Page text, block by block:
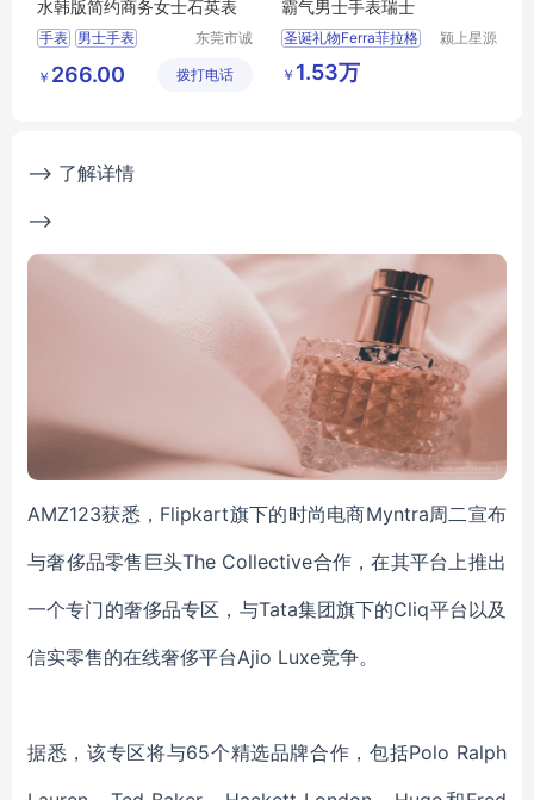
水韩版简约商务女士石英表
手表 男士手表
电子表
东莞市诚
表有限公
￥ 266.00 拨打电话
霸气男士手表瑞士
圣诞礼物Ferra菲拉格
颍上星源
￥ 1.53万
--> 了解详情
-->
AMZ123获悉，Flipkart旗下的时尚电商Myntra周二宣布
与奢侈品零售巨头The Collective合作，在其平台上推出
一个专门的奢侈品专区，与Tata集团旗下的Cliq平台以及
信实零售的在线奢侈平台Ajio Luxe竞争。
据悉，该专区将与65个精选品牌合作，包括Polo Ralph